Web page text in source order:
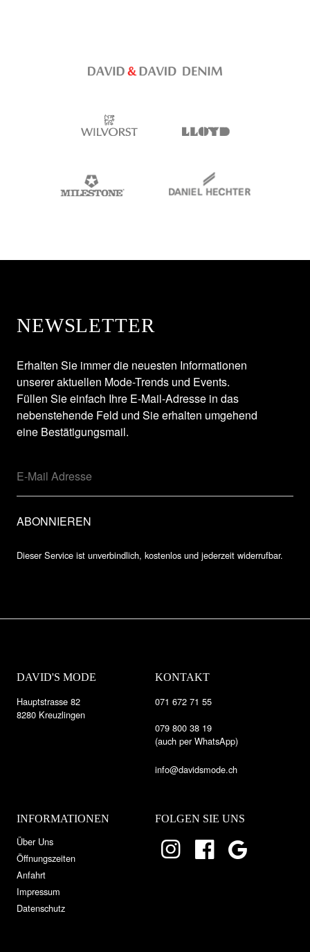
NEWSLETTER
Erhalten Sie immer die neuesten Informationen
unserer aktuellen Mode-Trends und Events.
Füllen Sie einfach Ihre E-Mail-Adresse in das
nebenstehende Feld und Sie erhalten umgehend
eine Bestätigungsmail.
Dieser Service ist unverbindlich, kostenlos und jederzeit widerrufbar.
DAVID'S MODE
Hauptstrasse 82
8280 Kreuzlingen
KONTAKT
071 672 71 55
079 800 38 19
(auch per WhatsApp)
info@davidsmode.ch
INFORMATIONEN
Über Uns
Öffnungszeiten
Anfahrt
Impressum
Datenschutz
FOLGEN SIE UNS